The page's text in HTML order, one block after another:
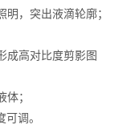
，突出液滴轮廓；
高对比度剪影图
；
调。